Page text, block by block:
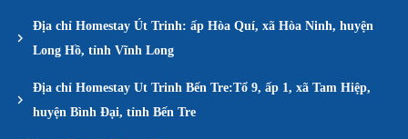
Địa chỉ Homestay Út Trinh: ấp Hòa Quí, xã Hòa Ninh, huyện
Long Hồ, tỉnh Vĩnh Long
Địa chỉ Homestay Ut Trinh Bến Tre:Tổ 9, ấp 1, xã Tam Hiệp,
huyện Bình Đại, tỉnh Bến Tre